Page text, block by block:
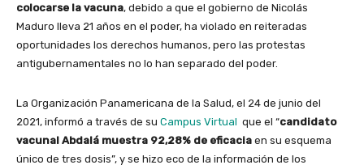
colocarse la vacuna, debido a que el gobierno de Nicolás
Maduro lleva 21 años en el poder, ha violado en reiteradas
oportunidades los derechos humanos, pero las protestas
antigubernamentales no lo han separado del poder.
La Organización Panamericana de la Salud, el 24 de junio del
2021, informó a través de su Campus Virtual que el “candidato
vacunal Abdalá muestra 92,28% de eficacia en su esquema
único de tres dosis”, y se hizo eco de la información de los